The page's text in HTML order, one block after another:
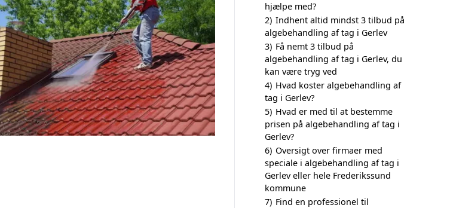
hjælpe med?
2) Indhent altid mindst 3 tilbud på
algebehandling af tag i Gerlev
3) Få nemt 3 tilbud på
algebehandling af tag i Gerlev, du
kan være tryg ved
4) Hvad koster algebehandling af
tag i Gerlev?
5) Hvad er med til at bestemme
prisen på algebehandling af tag i
Gerlev?
6) Oversigt over firmaer med
speciale i algebehandling af tag i
Gerlev eller hele Frederikssund
kommune
7) Find en professionel til